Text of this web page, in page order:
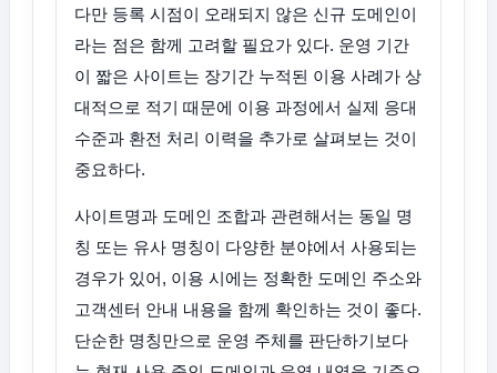
다만 등록 시점이 오래되지 않은 신규 도메인이
라는 점은 함께 고려할 필요가 있다. 운영 기간
이 짧은 사이트는 장기간 누적된 이용 사례가 상
대적으로 적기 때문에 이용 과정에서 실제 응대
수준과 환전 처리 이력을 추가로 살펴보는 것이
중요하다.
사이트명과 도메인 조합과 관련해서는 동일 명
칭 또는 유사 명칭이 다양한 분야에서 사용되는
경우가 있어, 이용 시에는 정확한 도메인 주소와
고객센터 안내 내용을 함께 확인하는 것이 좋다.
단순한 명칭만으로 운영 주체를 판단하기보다